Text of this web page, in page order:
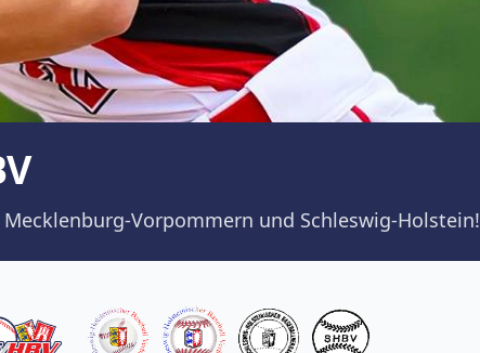
Vorpommern und Schleswig-Holstein!